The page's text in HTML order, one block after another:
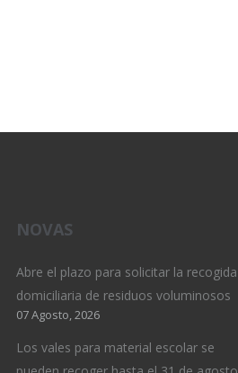
NOVAS
Abre el plazo para solicitar la recogida
domiciliaria de residuos voluminosos
07 Agosto, 2026
Los vales para material escolar se